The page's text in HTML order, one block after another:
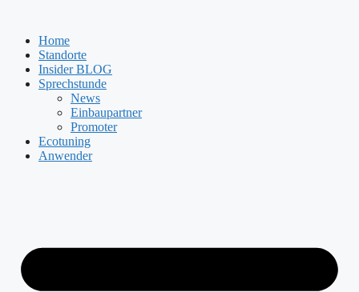
springenHome
Standorte
Insider BLOG
Sprechstunde
News
Einbaupartner
Promoter
Ecotuning
Anwender